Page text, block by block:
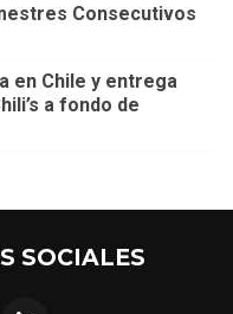
Consecutivos
en Chile y entrega
a fondo de
SOCIALES